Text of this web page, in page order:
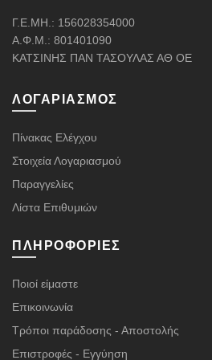
Γ.Ε.ΜΗ.: 156028354000
Α.Φ.Μ.: 801401090
ΚΑΤΣΙΝΗΣ ΠΑΝ ΤΑΣΟΥΛΑΣ ΑΘ ΟΕ
ΛΟΓΑΡΙΑΣΜΌΣ
Πίνακας Ελέγχου
Στοιχεία Λογαριασμού
Παραγγελίες
Λίστα Επιθυμιών
ΠΛΗΡΟΦΟΡΊΕΣ
Ποιοί είμαστε
Επικοινωνία
Τρόποι παράδοσης - Αποστολής
Επιστροφές - Εγγύηση